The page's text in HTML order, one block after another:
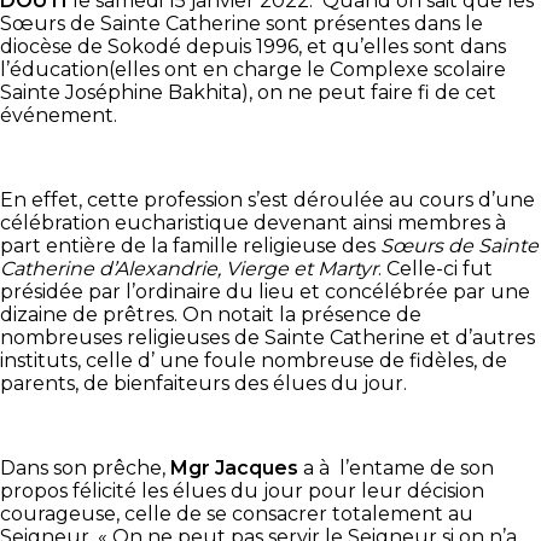
Sœurs de Sainte Catherine sont présentes dans le
diocèse de Sokodé depuis 1996, et qu’elles sont dans
l’éducation(elles ont en charge le Complexe scolaire
Sainte Joséphine Bakhita), on ne peut faire fi de cet
événement.
En effet, cette profession s’est déroulée au cours d’une
célébration eucharistique devenant ainsi membres à
part entière de la famille religieuse des Sœurs de Sainte
Catherine d’Alexandrie, Vierge et Martyr. Celle-ci fut
présidée par l’ordinaire du lieu et concélébrée par une
dizaine de prêtres. On notait la présence de
nombreuses religieuses de Sainte Catherine et d’autres
instituts, celle d’ une foule nombreuse de fidèles, de
parents, de bienfaiteurs des élues du jour.
Dans son prêche, Mgr Jacques a à l’entame de son
propos félicité les élues du jour pour leur décision
courageuse, celle de se consacrer totalement au
Seigneur. « On ne peut pas servir le Seigneur si on n’a